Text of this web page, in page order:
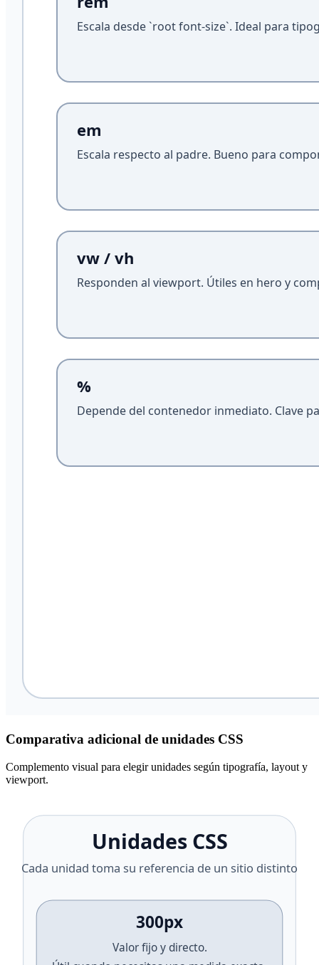
Comparativa adicional de unidades CSS
Complemento visual para elegir unidades según tipografía, layout y
viewport.